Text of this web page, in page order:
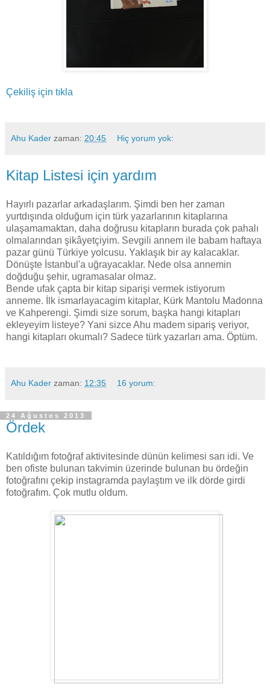
Çekiliş için tıkla
Ahu Kader zaman: 20:45 Hiç yorum yok:
Kitap Listesi için yardım
Hayırlı pazarlar arkadaşlarım. Şimdi ben her zaman
yurtdışında olduğum için türk yazarlarının kitaplarına
ulaşamamaktan, daha doğrusu kitapların burada çok pahalı
olmalarından şikâyetçiyim. Sevgili annem ile babam haftaya
pazar günü Türkiye yolcusu. Yaklaşık bir ay kalacaklar.
Dönüşte İstanbul'a uğrayacaklar. Nede olsa annemin
doğduğu şehir, ugramasalar olmaz.
Bende ufak çapta bir kitap siparişi vermek istiyorum
anneme. İlk ismarlayacagim kitaplar, Kürk Mantolu Madonna
ve Kahperengi. Şimdi size sorum, başka hangi kitapları
ekleyeyim listeye? Yani sizce Ahu madem sipariş veriyor,
hangi kitapları okumalı? Sadece türk yazarları ama. Öptüm.
Ahu Kader zaman: 12:35 16 yorum:
24 Ağustos 2013
Ördek
Katıldığım fotoğraf aktivitesinde dünün kelimesi sarı idi. Ve
ben ofiste bulunan takvimin üzerinde bulunan bu ördeğin
fotoğrafını çekip instagramda paylaştım ve ilk dörde girdi
fotoğrafım. Çok mutlu oldum.